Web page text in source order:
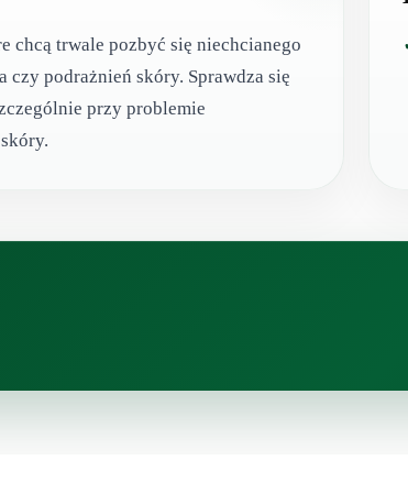
chcą trwale pozbyć się niechcianego
czy podrażnień skóry. Sprawdza się
przy problemie